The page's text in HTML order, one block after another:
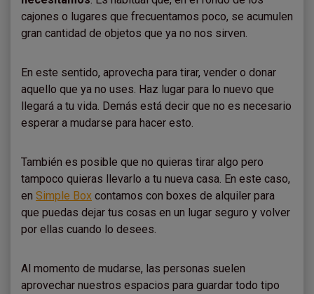
cajones o lugares que frecuentamos poco, se acumulen
gran cantidad de objetos que ya no nos sirven.
En este sentido, aprovecha para tirar, vender o donar
aquello que ya no uses. Haz lugar para lo nuevo que
llegará a tu vida. Demás está decir que no es necesario
esperar a mudarse para hacer esto.
También es posible que no quieras tirar algo pero
tampoco quieras llevarlo a tu nueva casa. En este caso,
en Simple Box contamos con boxes de alquiler para
que puedas dejar tus cosas en un lugar seguro y volver
por ellas cuando lo desees.
Al momento de mudarse, las personas suelen
aprovechar nuestros espacios para guardar todo tipo